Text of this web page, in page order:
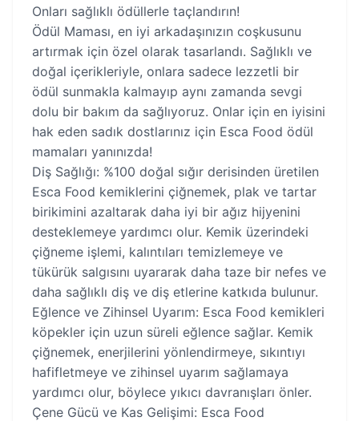
Onları sağlıklı ödüllerle taçlandırın!
Ödül Maması, en iyi arkadaşınızın coşkusunu
artırmak için özel olarak tasarlandı. Sağlıklı ve
doğal içerikleriyle, onlara sadece lezzetli bir
ödül sunmakla kalmayıp aynı zamanda sevgi
dolu bir bakım da sağlıyoruz. Onlar için en iyisini
hak eden sadık dostlarınız için Esca Food ödül
mamaları yanınızda!
Diş Sağlığı: %100 doğal sığır derisinden üretilen
Esca Food kemiklerini çiğnemek, plak ve tartar
birikimini azaltarak daha iyi bir ağız hijyenini
desteklemeye yardımcı olur. Kemik üzerindeki
çiğneme işlemi, kalıntıları temizlemeye ve
tükürük salgısını uyararak daha taze bir nefes ve
daha sağlıklı diş ve diş etlerine katkıda bulunur.
Eğlence ve Zihinsel Uyarım: Esca Food kemikleri
köpekler için uzun süreli eğlence sağlar. Kemik
çiğnemek, enerjilerini yönlendirmeye, sıkıntıyı
hafifletmeye ve zihinsel uyarım sağlamaya
yardımcı olur, böylece yıkıcı davranışları önler.
Çene Gücü ve Kas Gelişimi: Esca Food